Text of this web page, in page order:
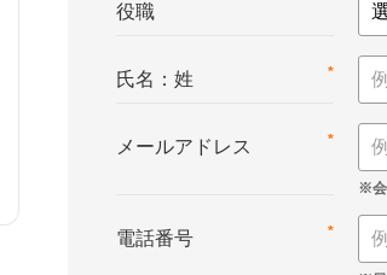
役職
*
氏名：姓
*
メールアドレス
*
電話番号